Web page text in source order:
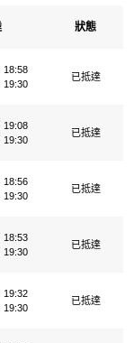
狀態
18:58
19:30
已抵達
19:08
19:30
已抵達
18:56
19:30
已抵達
18:53
19:30
已抵達
19:32
19:30
已抵達